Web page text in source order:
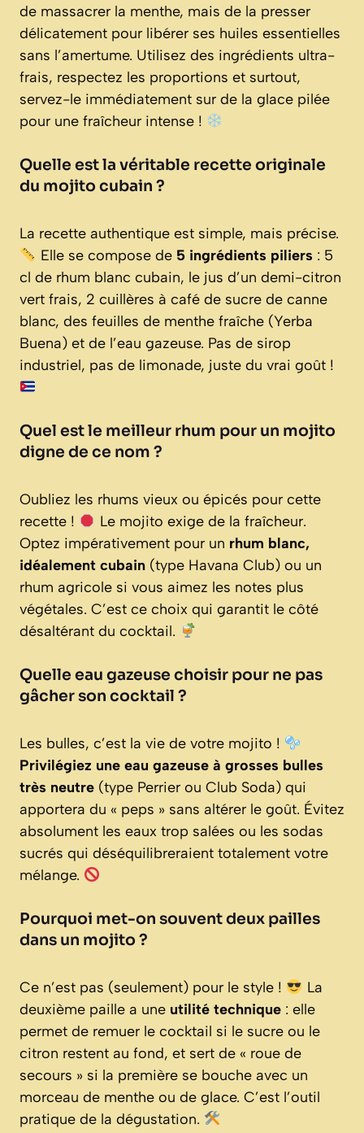
de massacrer la menthe, mais de la presser
délicatement pour libérer ses huiles essentielles
sans l’amertume. Utilisez des ingrédients ultra-
frais, respectez les proportions et surtout,
servez-le immédiatement sur de la glace pilée
pour une fraîcheur intense !
Quelle est la véritable recette originale
du mojito cubain ?
La recette authentique est simple, mais précise.
Elle se compose de 5 ingrédients piliers : 5
cl de rhum blanc cubain, le jus d’un demi-citron
vert frais, 2 cuillères à café de sucre de canne
blanc, des feuilles de menthe fraîche (Yerba
Buena) et de l’eau gazeuse. Pas de sirop
industriel, pas de limonade, juste du vrai goût !
Quel est le meilleur rhum pour un mojito
digne de ce nom ?
Oubliez les rhums vieux ou épicés pour cette
recette !
Le mojito exige de la fraîcheur.
Optez impérativement pour un rhum blanc,
idéalement cubain (type Havana Club) ou un
rhum agricole si vous aimez les notes plus
végétales. C’est ce choix qui garantit le côté
désaltérant du cocktail.
Quelle eau gazeuse choisir pour ne pas
gâcher son cocktail ?
Les bulles, c’est la vie de votre mojito !
Privilégiez une eau gazeuse à grosses bulles
très neutre (type Perrier ou Club Soda) qui
apportera du « peps » sans altérer le goût. Évitez
absolument les eaux trop salées ou les sodas
sucrés qui déséquilibreraient totalement votre
mélange.
Pourquoi met-on souvent deux pailles
dans un mojito ?
Ce n’est pas (seulement) pour le style !
La
deuxième paille a une utilité technique : elle
permet de remuer le cocktail si le sucre ou le
citron restent au fond, et sert de « roue de
secours » si la première se bouche avec un
morceau de menthe ou de glace. C’est l’outil
pratique de la dégustation.